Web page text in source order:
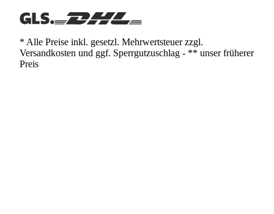
* Alle Preise inkl. gesetzl. Mehrwertsteuer zzgl.
Versandkosten und ggf. Sperrgutzuschlag - ** unser früherer
Preis